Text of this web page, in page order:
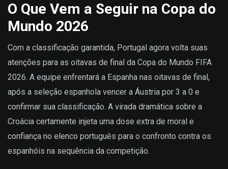
O Que Vem a Seguir na Copa do
Mundo 2026
Com a classificação garantida, Portugal agora volta suas
atenções para as oitavas de final da Copa do Mundo FIFA
2026. A equipe enfrentará a Espanha nas oitavas de final,
após a seleção espanhola vencer a Áustria por 3 a 0 e
confirmar sua classificação. A virada dramática sobre a
Croácia certamente injeta uma dose extra de moral e
confiança no elenco português para o confronto contra os
espanhóis na sequência da competição.